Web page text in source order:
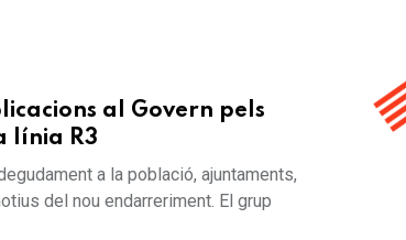
al Govern pels
línia R3
a la població, ajuntaments,
del nou endarreriment. El grup